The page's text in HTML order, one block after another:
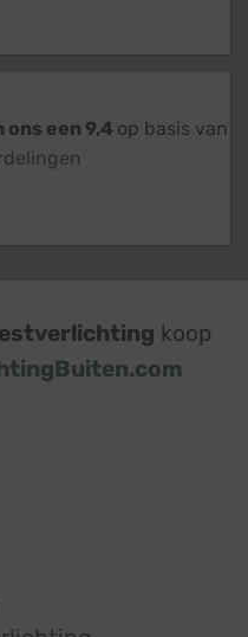
een 9,4 op basis van
koop